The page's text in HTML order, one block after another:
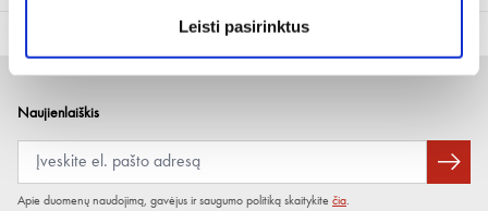
Leisti pasirinktus
Naujienlaiškis
Apie duomenų naudojimą, gavėjus ir saugumo politiką skaitykite čia.